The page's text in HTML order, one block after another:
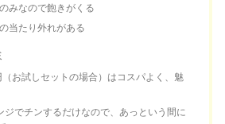
みなので飽きがくる
当たり外れがある
お試しセットの場合）はコスパよく、魅
ジでチンするだけなので、あっという間に